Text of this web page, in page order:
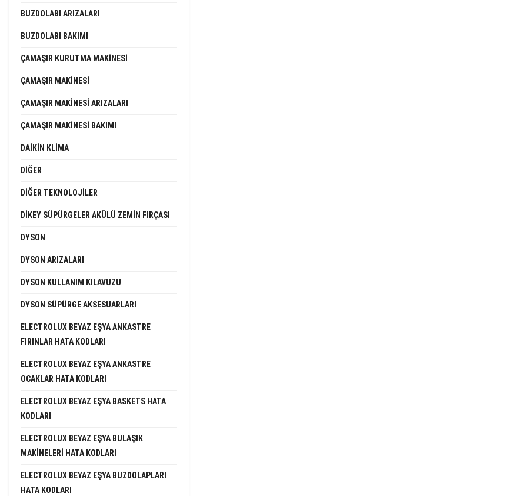
BUZDOLABI ARIZALARI
BUZDOLABI BAKIMI
ÇAMAŞIR KURUTMA MAKINESI
ÇAMAŞIR MAKINESI
ÇAMAŞIR MAKINESI ARIZALARI
ÇAMAŞIR MAKINESI BAKIMI
DAIKIN KLIMA
DIĞER
DIĞER TEKNOLOJILER
DIKEY SÜPÜRGELER AKÜLÜ ZEMIN FIRÇASI
DYSON
DYSON ARIZALARI
DYSON KULLANIM KILAVUZU
DYSON SÜPÜRGE AKSESUARLARI
ELECTROLUX BEYAZ EŞYA ANKASTRE
FIRINLAR HATA KODLARI
ELECTROLUX BEYAZ EŞYA ANKASTRE
OCAKLAR HATA KODLARI
ELECTROLUX BEYAZ EŞYA BASKETS HATA
KODLARI
ELECTROLUX BEYAZ EŞYA BULAŞIK
MAKINELERI HATA KODLARI
ELECTROLUX BEYAZ EŞYA BUZDOLAPLARI
HATA KODLARI